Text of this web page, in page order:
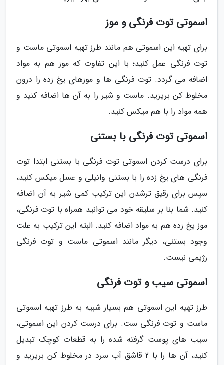
اسموتی توت فرنگی و موز
برای تهیه این اسموتی هم مانند طرز تهیه اسموتی ماست و
توت فرنگی عمل کنید؛ با این تفاوت که موز هم به مواد
اضافه می گردد. توت فرنگی ها و موزهای یخ زده را درون
مخلوط کن بریزید. ماست و شیر را به آن ها اضافه کنید و
همه مواد را با هم میکس کنید.
اسموتی توت فرنگی با بستنی
برای درست کردن اسموتی توت فرنگی با بستنی ابتدا توت
فرنگی های یخ زده را با بستنی وانیلی و عسل میکس کنید،
سپس برای رقیق ترشدن این ترکیب کمی شیر به آن اضافه
کنید. شما بنا بر سلیقه خود می توانید همراه با توت فرنگی،
موز یخ زده هم به مواد اضافه کنید. البته این ترکیب به علت
وجود بستنی، دیگر مانند اسموتی ماست و توت فرنگی
رژیمی نیست.
اسموتی سیب و توت فرنگی
طرز تهیه این اسموتی هم بسیار شبیه به طرز تهیه اسموتی
ماست و توت فرنگی ست. برای درست کردن این اسموتی،
سیب های پوست گرفته شده را به قطعات کوچک تبدیل
کنید، آن ها را با 2 قاشق آب سرد در مخلوط کن بریزید و